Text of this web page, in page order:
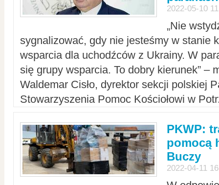
2022-05-10
„Nie
sygnalizować, gdy nie jesteśmy w stanie
wsparcia dla uchodźców z Ukrainy. W
się grupy wsparcia. To dobry kierunek” –
Waldemar Cisło, dyrektor sekcji polskiej
Stowarzyszenia Pomoc Kościołowi w
PKWP:
pomocą
Buczy
2022-04-11